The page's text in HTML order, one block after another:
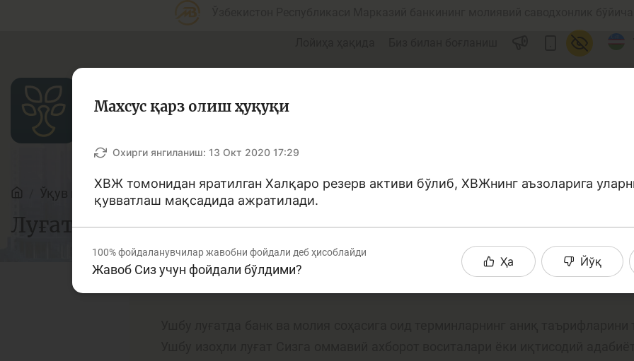
Мақолалар
Банк агентлари учун Пул
Депозит (омонатлар)
Ўқув қўлланмалар Луғат
Луғат
Махсус қарз олиш ҳуқуқи
Охирги янгиланиш: 13 Окт 2020 17:29
ХВЖ томонидан яратилган Халқаро резерв активи бўлиб, ХВЖнинг аъзоларига
қувватлаш мақсадида ажратилади.
100%фойдаланувчилар жавобни фойдали деб ҳисоблайди
Жавоб Сиз учун фойдали бўлдими?
Ҳа Йўқ